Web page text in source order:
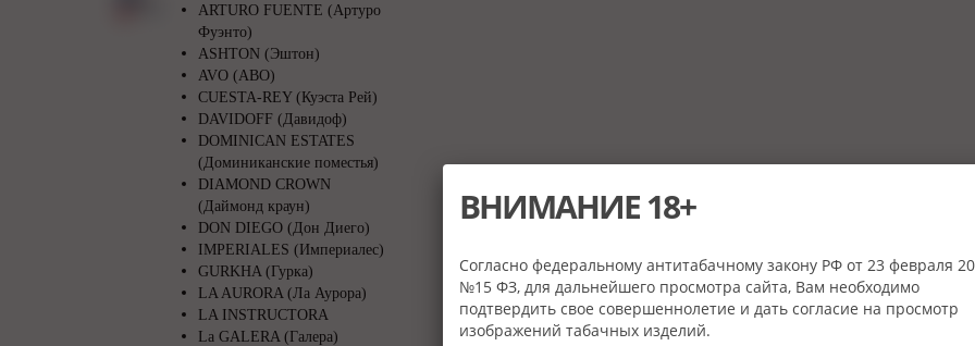
ARTURO FUENTE (Артуро
Фуэнто)
ASHTON (Эштон)
AVO (АВО)
CUESTA-REY (Куэста Рей)
DAVIDOFF (Давидоф)
DOMINICAN ESTATES
(Доминиканские поместья)
DIAMOND CROWN
(Даймонд краун)
DON DIEGO (Дон Диего)
IMPERIALES (Империалес)
GURKHA (Гурка)
LA AURORA (Ла Аурора)
LA INSTRUCTORA
La GALERA (Галера)
ВНИМАНИЕ 18+
Согласно федеральному антитабачному закону РФ от 23 февраля
№15 ФЗ, для дальнейшего просмотра сайта, Вам необходимо
подтвердить свое совершеннолетие и дать согласие на просмотр
изображений табачных изделий.